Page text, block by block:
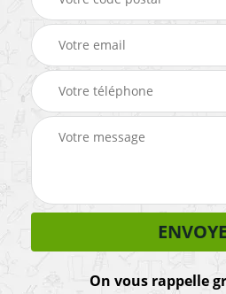
On vous rappelle